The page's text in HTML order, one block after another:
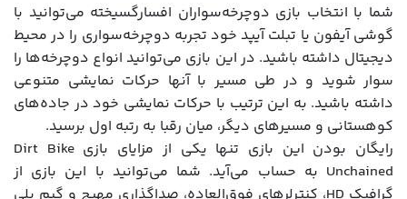
شما با انتخاب بازی دوچرخه‌سواران افسارگسیخته می‌توانید با
گوشی آیفون یا تبلت آیپد خود تجربه دوچرخه‌سواری را در محیط
دیجیتال داشته باشید. در این بازی می‌توانید انواع دوچرخه‌ها را
سوار شوید و در طی مسیر با آنها حرکات نمایشی متنوعی
داشته باشید. به این ترتیب با حرکات نمایشی خود در جاده‌های
کوهستانی و مسیرهای دیگر، میان رقبا به رتبه اول برسید.
رایگان بودن این بازی تنها یکی از مزایای بازی Dirt Bike
Unchained به حساب می‌آید. شما می‌توانید با این بازی از